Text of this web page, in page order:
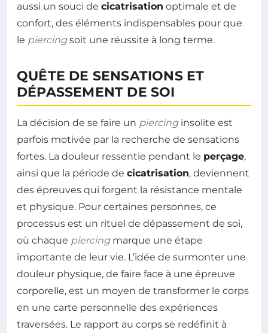
aussi un souci de cicatrisation optimale et de
confort, des éléments indispensables pour que
le piercingsoit une réussite à long terme.
QUÊTE DE SENSATIONS ET
DÉPASSEMENT DE SOI
La décision de se faire un piercinginsolite est
parfois motivée par la recherche de sensations
fortes. La douleur ressentie pendant le perçage,
ainsi que la période de cicatrisation, deviennent
des épreuves qui forgent la résistance mentale
et physique. Pour certaines personnes, ce
processus est un rituel de dépassement de soi,
où chaque piercingmarque une étape
importante de leur vie. L’idée de surmonter une
douleur physique, de faire face à une épreuve
corporelle, est un moyen de transformer le corps
en une carte personnelle des expériences
traversées. Le rapport au corps se redéfinit à